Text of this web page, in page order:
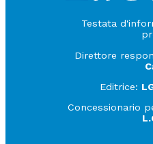
Testata
Direttore
Editrice:
Concessionario